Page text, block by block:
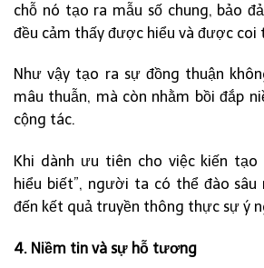
chỗ nó tạo ra mẫu số chung, bảo
đều cảm thấy được hiểu và được coi
Như vậy tạo ra sự đồng thuận
mâu thuẫn, mà còn nhằm bồi đắp
cộng tác.
Khi dành ưu tiên cho việc kiến tạo
hiểu biết”, người ta có thể đào
đến kết quả truyền thông thực sự ý
4. Niềm tin và sự hỗ tương